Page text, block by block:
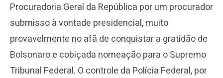
Procuradoria Geral da República por um procurador
submisso à vontade presidencial, muito
provavelmente no afã de conquistar a gratidão de
Bolsonaro e cobiçada nomeação para o Supremo
Tribunal Federal. O controle da Polícia Federal, por